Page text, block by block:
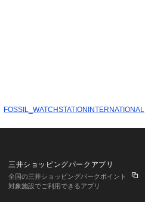
FOSSIL_WATCHSTATIONINTERNATIONAL
三井ショッピングパークアプリ
全国の三井ショッピングパークポイント
対象施設でご利用できるアプリ